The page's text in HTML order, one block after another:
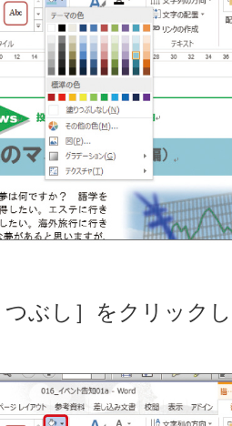
つぶし］をクリック